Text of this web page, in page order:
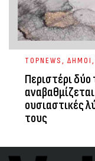
TOPNEWS, ΔΗΜΟΙ,
Περιστέρι
ουσιαστικές
τους